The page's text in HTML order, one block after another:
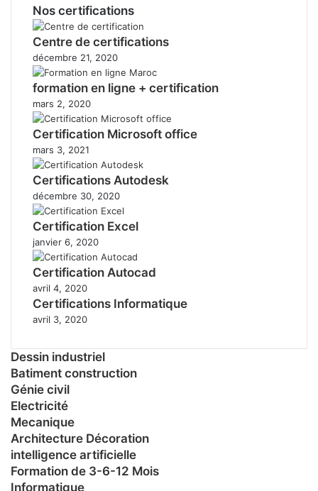
Nos certifications
Centre de certifications
décembre 21, 2020
formation en ligne + certification
mars 2, 2020
Certification Microsoft office
mars 3, 2021
Certifications Autodesk
décembre 30, 2020
Certification Excel
janvier 6, 2020
Certification Autocad
avril 4, 2020
Certifications Informatique
avril 3, 2020
Dessin industriel
Batiment construction
Génie civil
Electricité
Mecanique
Architecture Décoration
intelligence artificielle
Formation de 3-6-12 Mois
Informatique